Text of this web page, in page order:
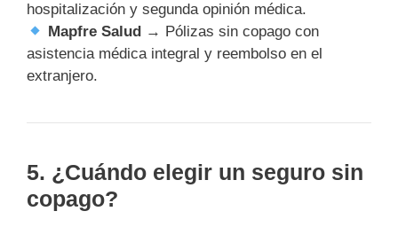
hospitalización y segunda opinión médica.
Mapfre Salud → Pólizas sin copago con
asistencia médica integral y reembolso en el
extranjero.
5. ¿Cuándo elegir un seguro sin
copago?